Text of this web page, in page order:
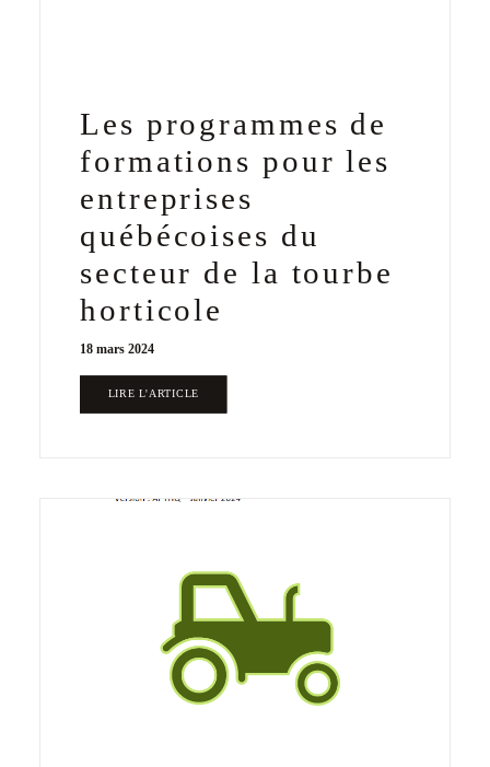
Les programmes de
formations pour les
entreprises
québécoises du
secteur de la tourbe
horticole
18 mars 2024
LIRE L'ARTICLE